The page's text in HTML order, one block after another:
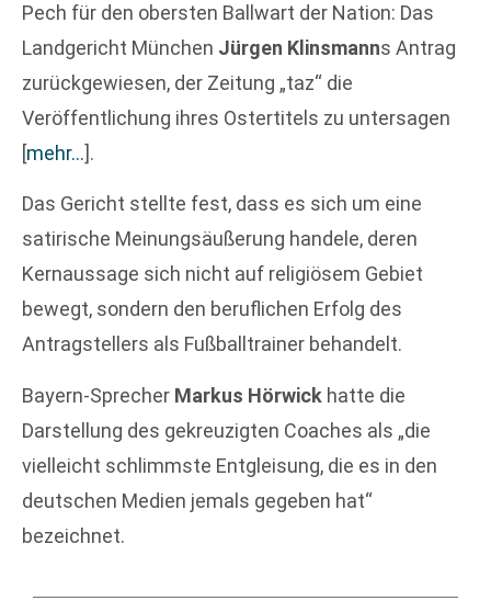
Pech für den obersten Ballwart der Nation: Das
Landgericht München Jürgen Klinsmanns Antrag
zurückgewiesen, der Zeitung „taz“ die
Veröffentlichung ihres Ostertitels zu untersagen
[mehr…].
Das Gericht stellte fest, dass es sich um eine
satirische Meinungsäußerung handele, deren
Kernaussage sich nicht auf religiösem Gebiet
bewegt, sondern den beruflichen Erfolg des
Antragstellers als Fußballtrainer behandelt.
Bayern-Sprecher Markus Hörwick hatte die
Darstellung des gekreuzigten Coaches als „die
vielleicht schlimmste Entgleisung, die es in den
deutschen Medien jemals gegeben hat“
bezeichnet.